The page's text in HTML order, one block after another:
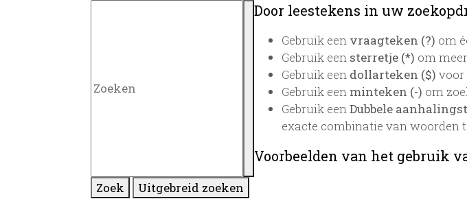
Door leestekens in uw
Gebruik een vraagteken (?) om
Gebruik een sterretje (*) om
Gebruik een dollarteken ($) voor
Gebruik een minteken (-) om
Gebruik eenDubbele
exacte combinatie van woorden
Voorbeelden van het gebruik
Zoek Uitgebreid zoeken